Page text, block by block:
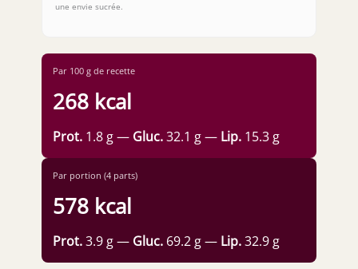
une envie sucrée.
Par 100 g de recette
268 kcal
Prot. 1.8 g — Gluc.32.1 g — Lip. 15.3 g
Par portion (4 parts)
578 kcal
Prot.3.9 g — Gluc. 69.2 g — Lip.32.9 g